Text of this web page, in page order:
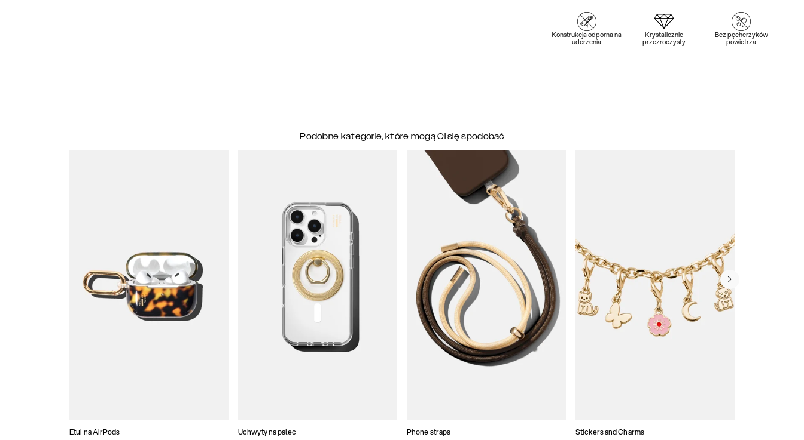
Konstrukcja odporna na
uderzenia
Krystalicznie
przezroczysty
Bez pęcherzyków
powietrza
Podobne kategorie, które mogą Ci się spodobać
Etui na AirPods Uchwyty na palec Phone straps Stickers and Charms